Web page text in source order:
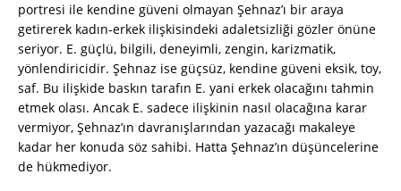
portresi ile kendine güveni olmayan Şehnaz’ı bir araya
getirerek kadın-erkek ilişkisindeki adaletsizliği gözler önüne
seriyor. E. güçlü, bilgili, deneyimli, zengin, karizmatik,
yönlendiricidir. Şehnaz ise güçsüz, kendine güveni eksik, toy,
saf. Bu ilişkide baskın tarafın E. yani erkek olacağını tahmin
etmek olası. Ancak E. sadece ilişkinin nasıl olacağına karar
vermiyor, Şehnaz’ın davranışlarından yazacağı makaleye
kadar her konuda söz sahibi. Hatta Şehnaz’ın düşüncelerine
de hükmediyor.